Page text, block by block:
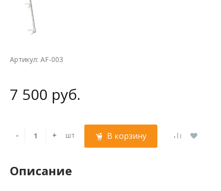
Артикул: AF-003
7 500 руб.
- + шт В корзину
Описание